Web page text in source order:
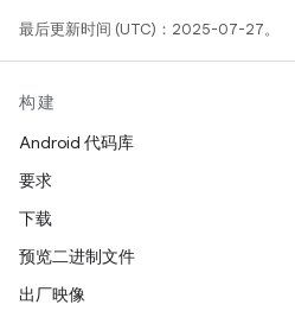
最后更新时间 (UTC)：2025-07-27。
构建
Android 代码库
要求
下载
预览二进制文件
出厂映像